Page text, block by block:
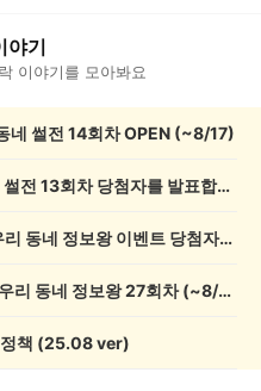
야기
이야기를 모아봐요
네 썰전 14회차 OPEN (~8/17)
💰[당첨자 발표] 우리 동네 썰전 13회차 당첨자를 발표합니다!
💰[당첨자 발표] 26회차 우리 동네 정보왕 이벤트 당첨자를 발표합니다!
💸 전원 2,000캐시 지급! 우리 동네 정보왕 27회차 (~8/10)
정책 (25.08 ver)